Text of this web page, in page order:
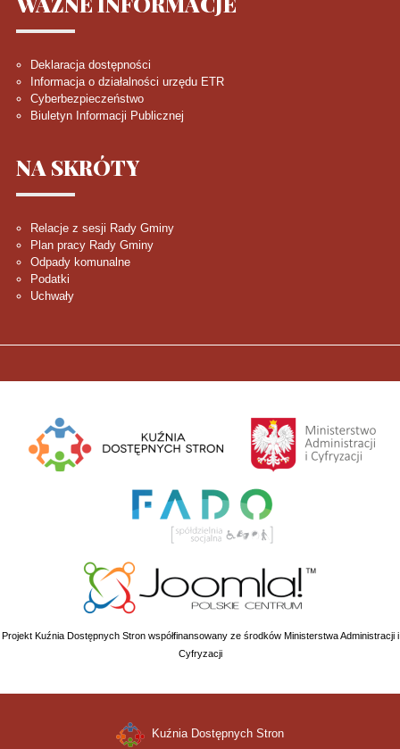
Deklaracja dostępności
Informacja o działalności urzędu ETR
Cyberbezpieczeństwo
Biuletyn Informacji Publicznej
NA SKRÓTY
Relacje z sesji Rady Gminy
Plan pracy Rady Gminy
Odpady komunalne
Podatki
Uchwały
Projekt Kuźnia Dostępnych Stron współfinansowany ze środków Ministerstwa Administracji i
Cyfryzacji
Kuźnia Dostępnych Stron